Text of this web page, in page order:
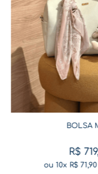
BOLSA
R$ 719
ou10x R$ 71,90